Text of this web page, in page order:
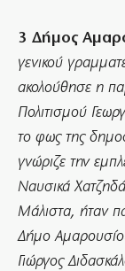
3 Δήμος
γενικού
ακολούθησε η
Πολιτισμού
το φως της
γνώριζε την
Ναυσικά
Μάλιστα, ήταν
Δήμο
Γιώργος